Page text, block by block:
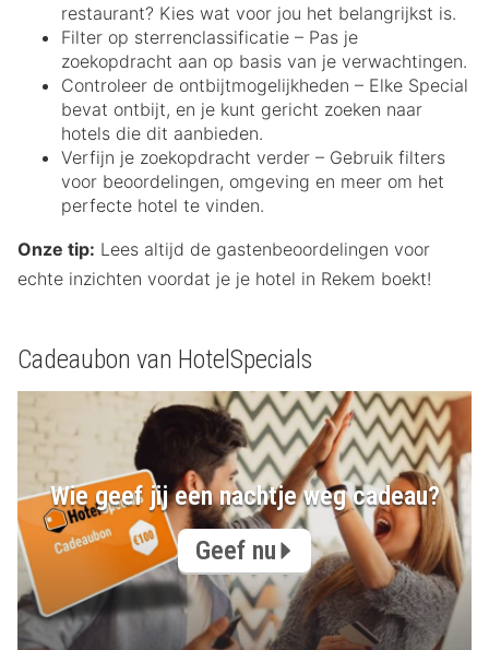
restaurant? Kies wat voor jou het belangrijkst is.
Filter op sterrenclassificatie – Pas je
zoekopdracht aan op basis van je verwachtingen.
Controleer de ontbijtmogelijkheden – Elke Special
bevat ontbijt, en je kunt gericht zoeken naar
hotels die dit aanbieden.
Verfijn je zoekopdracht verder – Gebruik filters
voor beoordelingen, omgeving en meer om het
perfecte hotel te vinden.
Onze tip: Lees altijd de gastenbeoordelingen voor
echte inzichten voordat je je hotel in Rekem boekt!
Cadeaubon van HotelSpecials
Wie geef jij een nachtje weg cadeau?
Geef nu